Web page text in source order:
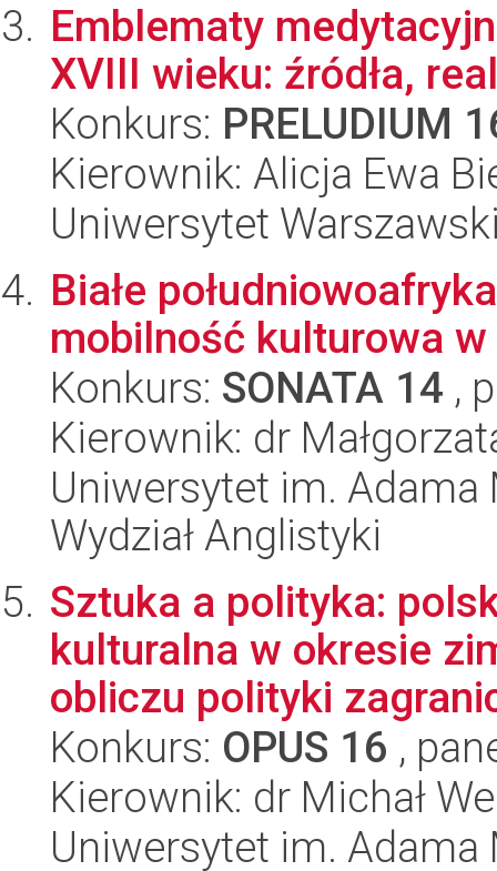
Emblematy
XVIII wieku: źródła,
Konkurs: PRELUDIUM
Kierownik: Alicja Ewa
Uniwersytet
Białe
mobilność kulturowa
Konkurs: SONATA 14 ,
Kierownik: dr
Uniwersytet im.
Wydział Anglistyki
Sztuka a polityka:
kulturalna w okresie
obliczu polityki
Konkurs: OPUS 16 ,
Kierownik: dr Michał
Uniwersytet im.